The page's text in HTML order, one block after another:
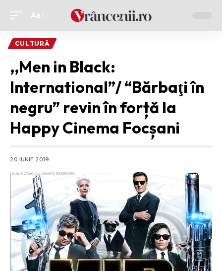
Ajustor
font
Aa
CULTURĂ
,,Men in Black:
International”/ “Bărbaţi în
negru” revin în forță la
Happy Cinema Focșani
20 IUNIE 2019